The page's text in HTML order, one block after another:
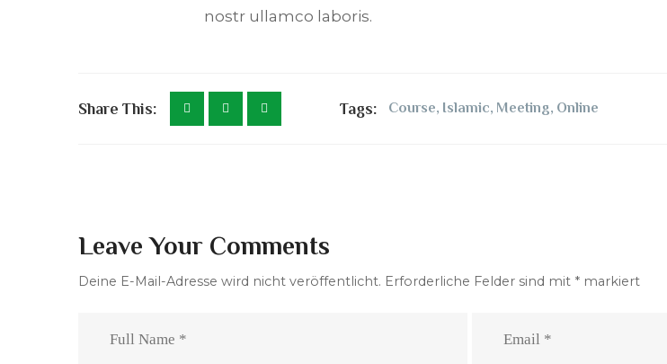
nostr ullamco laboris.
Share This: Tags: Course, Islamic, Meeting, Online
Leave Your Comments
Deine E-Mail-Adresse wird nicht veröffentlicht. Erforderliche Felder sind mit * markiert